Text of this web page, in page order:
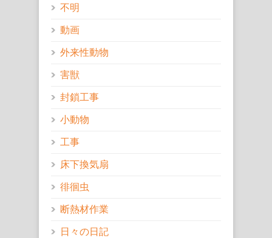
不明
動画
外来性動物
害獣
封鎖工事
小動物
工事
床下換気扇
徘徊虫
断熱材作業
日々の日記